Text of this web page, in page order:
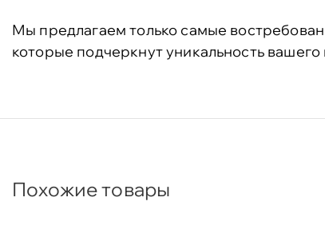
Мы предлагаем только самые
которые подчеркнут уникальность вашего
Похожие товары